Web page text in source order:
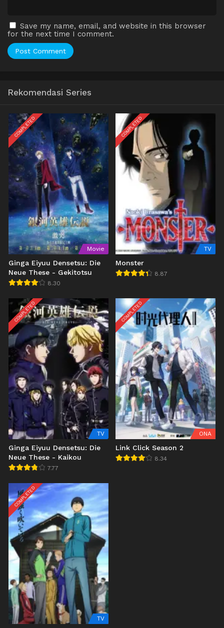
Save my name, email, and website in this browser
for the next time I comment.
Rekomendasi Series
COMPLETED
Movie
Ginga Eiyuu Densetsu: Die
Neue These - Gekitotsu
8.30
COMPLETED
TV
Monster
8.87
COMPLETED
TV
Ginga Eiyuu Densetsu: Die
Neue These - Kaikou
7.77
COMPLETED
ONA
Link Click Season 2
8.34
COMPLETED
TV